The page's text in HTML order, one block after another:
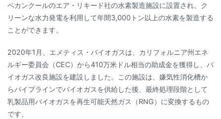
ベカンクールのエア・リキード社の水素製造施設に設置され、ク
リーンな水力発電を利用して年間3,000トン以上の水素を製造する
ことができます。
2020年1月、エメティス・バイオガスは、カリフォルニア州エネ
ルギー委員会（CEC）から410万米ドル相当の助成金を獲得し、バ
イオガス改良施設を建設しました。この施設は、嫌気性消化槽か
らパイプラインでバイオガスを供給した後、最終処理段階として
乳製品用バイオガスを再生可能天然ガス（RNG）に変換するもの
です。